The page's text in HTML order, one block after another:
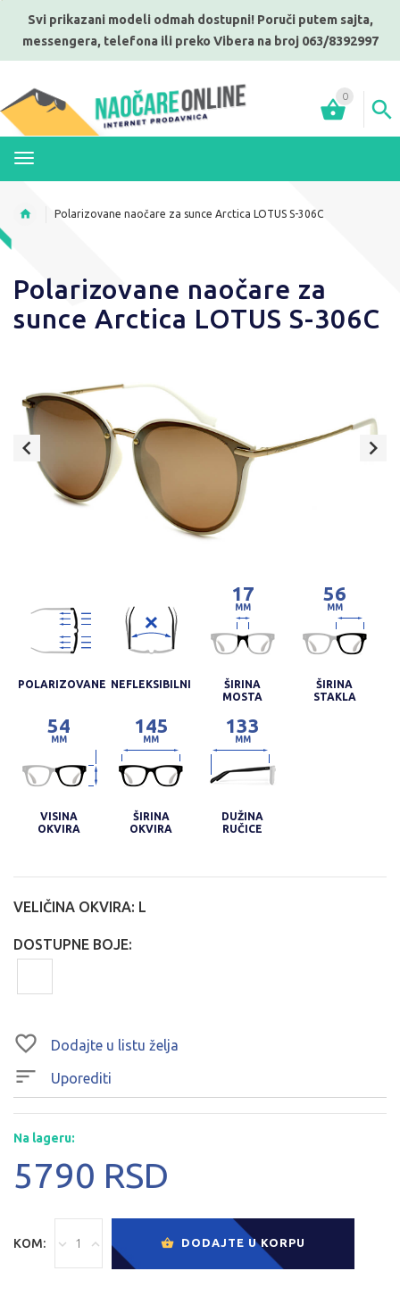
Svi prikazani modeli odmah dostupni! Poruči putem sajta,
messengera, telefona ili preko Vibera na broj 063/8392997
0
Polarizovane naočare za sunce Arctica LOTUS S-306C
Polarizovane naočare za
sunce Arctica LOTUS S-306C
POLARIZOVANE NEFLEKSIBILNI
17
MM
ŠIRINA
MOSTA
56
MM
ŠIRINA
STAKLA
54
MM
VISINA
OKVIRA
145
MM
ŠIRINA
OKVIRA
133
MM
DUŽINA
RUČICE
VELIČINA OKVIRA: L
DOSTUPNE BOJE:
Dodajte u listu želja
Uporediti
Na lageru:
5790 RSD
KOM: DODAJTE U KORPU